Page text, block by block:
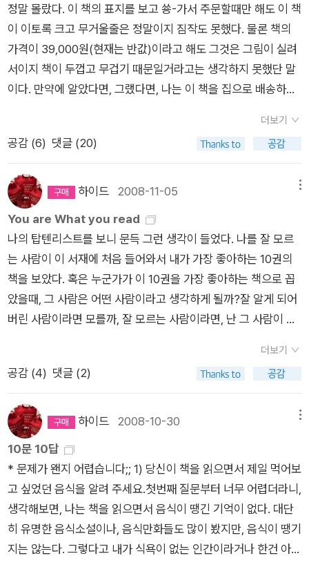
빛이 너무도 아름답고, 온전히 존재하고, 너무도 강렬하고, 너무
속이는 것이다.'이 이야기는 꿈대신 돈을 선택한 아마추어 사진가
이자 변호사인 벤의 이야기이자,무명의 허세꾼인 사진가 게리의
이야기입니다. 벤이자 게리인 한 남자의 이야기이지요.벤이 게리
가 되었을 때, 벤은 모든 것을 뒤로하고 떠납니다. 그런 그가뉴욕
에서 지금까지 살아 온 그의 인생을 통째로 잘라버리고, 유령같
도로를 타고 서쪽으로 향했다. 방금 눈을 치웠지만 군데군데 도로
전 간신히 제동을 건 게 두 번쯤 되었다. 나는 이를 덜덜 떨며 시
속 30킬로미터의 속도로 엉금엉금 기었다. 히터를 세게 틀었지
만 바깥 기온이 영하 13도라 별 효과가 없었다. 게리의 가죽점퍼
다. 비죽비죽한 산봉우리가 하늘을 향해 4,000미터 높이로 솟아
올라 자태를 뽐내고 있었다. 그 산맥에서는 친근감이나 포근한 느
낌을 좀체 찾아볼 수 없었다. 구약성서 같은 태도를 지닌 산맥이
었다. 어딘가 모르게 경건하고, 무자비하며, 숙명적인 느낌이었
다. 티턴산맥을 보고 있으면 마음이 저절로 움츠러들었다. 현재
내 고민이 별것 아니게 느껴졌고, 인간은 그저 유한하고 덧없는
존재라는 사실을 절로 깨닫게 했다. 나는 티턴산맥에서 눈을 뗄
수가 없었다. 산맥이 나를 심판하는 눈으로 내려다보는 듯했다.
그러나 그 심판의 결론은 전적으로 내게 무관심하다는 것이었다.
티턴산맥에 비해 나는 너무나 보잘것없는 존재였기 때문이다.'출
처: image 1, image 2,와이오밍에 대한 동경 아닌 동경을 가지게
된 것은 <브로크백 마운틴> 이후입니다. (리뷰 '외로움조차 침범
할 수 없는 고단함') 애니 프루의 '와이오밍 스토리'에도, 이안 감
정말 몰랐다. 이 책의 표지를 보고 쑝-가서 주문할때만 해도 이 책
이 이토록 크고 무거울줄은 정말이지 짐작도 못했다. 물론 책의
가격이 39,000원(현재는 반값)이라고 해도 그것은 그림이 실려
서이지 책이 두껍고 무겁기 때문일거라고는 생각하지 못했단 말
이다. 만약에 알았다면, 그랬다면, 나는 이 책을 집으로 배송하도
로 시켰다!!왜, 도대체 왜 저렇게 큰 박스에 온걸까, 생각하면서도
일에 파묻혀있느라 박스를 뜯지도 못한채로 두었다가, 퇴근하기
가 없다. 하다못해 차를 가지고 있는 남자친구조차 없다. 아, 인생
헛산거야? 택시를 타고 갈까 했다. 회사에서 집까지 택시비는 당
연히 만원이 넘을텐데, 아니 무료배송으로 받아놓고, 그게말이나
돼?회사에 둘 수 없는 책이다. 집에 가져가면 지금 집에 와있는
여동생에게 태교라며 보라고 할 수도 있을텐데. 반드시 가져가야
한다. 그런데 집에 가져가야 할 책이 이것 한권만이 아니다.마태
우스님과 로쟈님이 쓰신 책이라는데, 그 두분을 함께 이 책속에서
만나볼 수 있다는데, 주문은 당연하다.엊그제던가머큐리님의 서
재를 구경하다가 오옷, 이게 책으로 있다니, 방송을 본 적은 한번
뿐이라 몹시 궁금했는데, 하고 같이 넣었다.요렇게만 사고 주문을
해당도서 1권을 포함하면 알라딘 머그컵을.....나는 머그컵에는 욕
심이 없다, 정말이다, 머그컵따위 받으려고 책을 한권 더 사거나
하는 짓은 안하려고 했다. 나는 그런 사람이 아니라니까. 그래도,
그냥, 해당도서중엔 뭐가 있지? 하고 둘러보다가 오옷, 내가 아직
안 산 이 책이 있다.앗싸~이번 3편에서는 에릭이 수키의 마음을
얻을 수 있을까?(빌은 어쩌고!!)문제는, 내가 이 책들을 모두 집으
로 가져가고 싶다는 데 있다. 이걸 어쩐담, 이걸 어쩐담. 다행히
쇼핑백은 커다란 걸 하나 가져오긴 했다.게다가,휘모리님의 서재
더보기
공감 (6) 댓글 (20)
하이드 2008-11-05
You are What you read
나의 탑텐리스트를 보니 문득 그런 생각이 들었다. 나를 잘 모르
는 사람이 이 서재에 처음 들어와서 내가 가장 좋아하는 10권의
책을 보았다. 혹은 누군가가 이 10권을 가장 좋아하는 책으로 꼽
았을때, 그 사람은 어떤 사람이라고 생각하게 될까?잘 알게 되어
버린 사람이라면 모를까, 잘 모르는 사람이라면, 난 그 사람이 읽
모르는 누군가가 10권의 책으로 위의 책들을 꼽는다면, 흠, 독일
페미니즘 여성작가, 혹은 신화, 그리스인 조르바, 니코스 카잔차
미스테리? 일본사회파 추리소설도 들어있고, 아사다 지로의 단
편이 있는걸 보니, 일본소설을 좋아하나?어라, 존 버거가 있네.
곰브리치의 서양미술사라고.. 로저 젤라즈니다. 이건 뭐꼬, 잭히
긴스?? 연구대상 내지는 표본부족으로 연구제외, 나가리다. 내가
좋아하는 소설은 영국소설(E.M.모리스, 닉혼비 등 ) , 미국소설(
카슨매컬러스, 너세네이얼 웨스트, 애니 프루 이런.. ) 추리소설을
주로 읽고, SF도 제법 읽는다. 존 버거를 꾸준히 좋아하고, 알랭
드 보통은 좋아하다 그 열기가 식었고, 로저 젤라즈니를 사랑하
더보기
공감 (4) 댓글 (2)
하이드 2008-10-30
10문 10답
* 문제가 왠지 어렵습니다;; 1) 당신이 책을 읽으면서 제일 먹어보
고 싶었던 음식을 알려 주세요.첫번째 질문부터 너무 어렵더라니,
생각해보면, 나는 책을 읽으면서 음식이 땡긴 기억이 없다. 대단
히 유명한 음식소설이나, 음식만화들도 많이 봤지만, 음식이 땡기
지는 않는다. 그렇다고 내가 식욕이 없는 인간이라거나 한건 아니